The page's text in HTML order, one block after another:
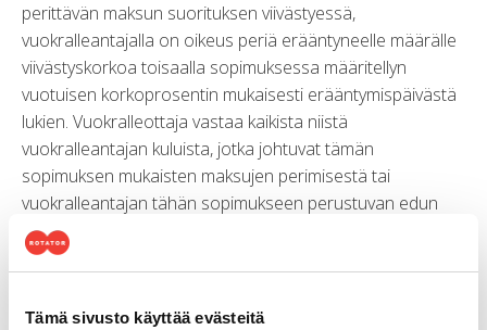
Tämä sivusto käyttää evästeitä
perittävän maksun suorituksen viivästyessä,
vuokralleantajalla on oikeus periä erääntyneelle määrälle
viivästyskorkoa toisaalla sopimuksessa määritellyn
vuotuisen korkoprosentin mukaisesti erääntymispäivästä
lukien. Vuokralleottaja vastaa kaikista niistä
vuokralleantajan kuluista, jotka johtuvat tämän
sopimuksen mukaisten maksujen perimisestä tai
vuokralleantajan tähän sopimukseen perustuvan edun
valvonnasta.
13. Vuokrasopimuksen irtisanominen
Vuokralleantajalla on oikeus irtisanoa vuokrasopimus